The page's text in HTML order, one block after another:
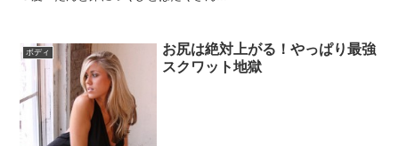
ボディ
お尻は絶対上がる！やっぱり最強
スクワット地獄